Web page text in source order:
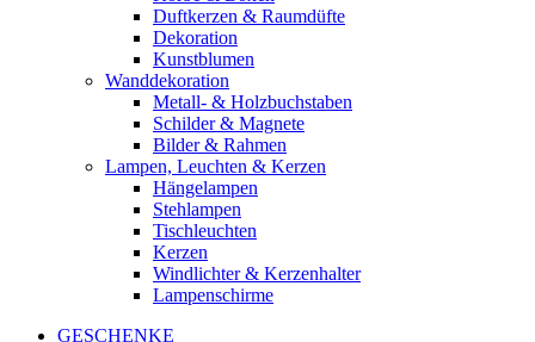
Duftkerzen & Raumdüfte
Dekoration
Kunstblumen
Wanddekoration
Metall- & Holzbuchstaben
Schilder & Magnete
Bilder & Rahmen
Lampen, Leuchten & Kerzen
Hängelampen
Stehlampen
Tischleuchten
Kerzen
Windlichter & Kerzenhalter
Lampenschirme
GESCHENKE